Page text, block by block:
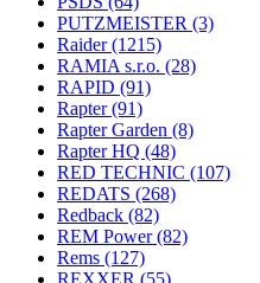
PUTZMEISTER (3)
Raider(1215)
RAMIA s.r.o. (28)
RAPID (91)
Rapter(91)
Rapter Garden (8)
Rapter HQ (48)
RED TECHNIC (107)
REDATS (268)
Redback (82)
REM Power(82)
Rems (127)
REXXER (55)